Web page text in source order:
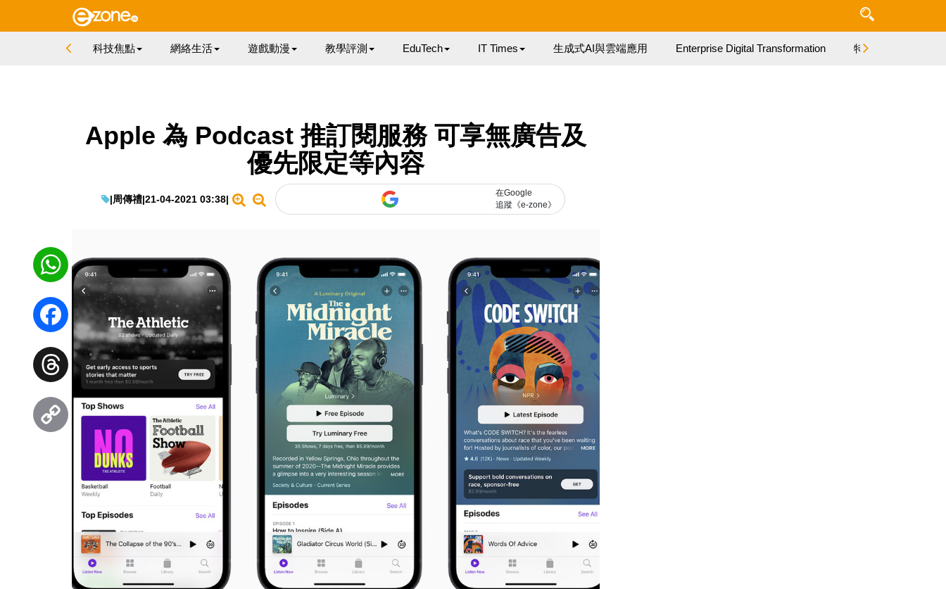
科技焦點 網絡生活 遊戲動漫 教學評測 EduTech IT Times 生成式AI與雲端應用 Enterprise Digital Transformation 特集
Apple 為 Podcast 推訂閱服務 可享無廣告及
優先限定等內容
|周傳禮|21-04-2021 03:38|
在Google
追蹤《e-zone》
WhatsApp
Facebook
Threads